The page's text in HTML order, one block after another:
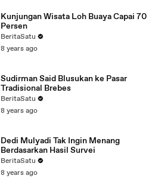
Kunjungan Wisata Loh Buaya Capai 70
Persen
BeritaSatu
8 years ago
Sudirman Said Blusukan ke Pasar
Tradisional Brebes
BeritaSatu
8 years ago
Dedi Mulyadi Tak Ingin Menang
Berdasarkan Hasil Survei
BeritaSatu
8 years ago